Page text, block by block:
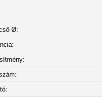
Ø: